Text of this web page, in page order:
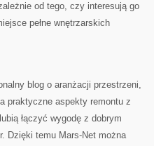
od tego, czy interesują go
pełne wnętrzarskich
blog o aranżacji przestrzeni,
praktyczne aspekty remontu z
łączyć wygodę z dobrym
Dzięki temu Mars-Net można